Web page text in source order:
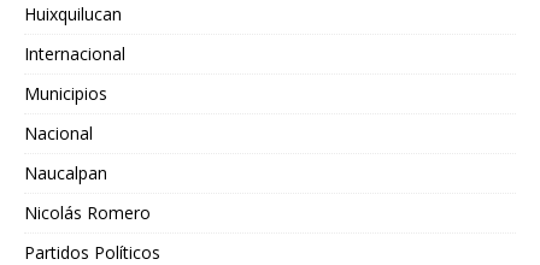
Huixquilucan
Internacional
Municipios
Nacional
Naucalpan
Nicolás Romero
Partidos Políticos